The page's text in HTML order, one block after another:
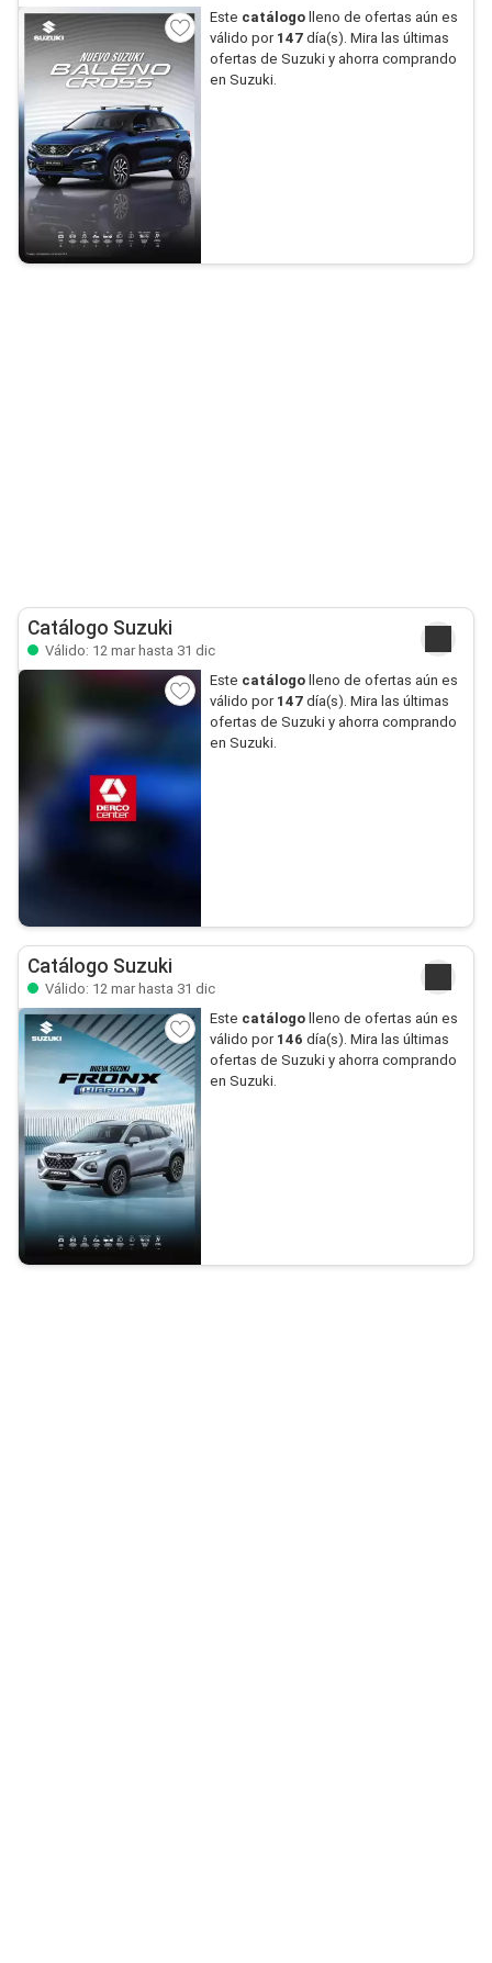
Este catálogolleno de ofertas aún es
válido por 147día(s). Mira las últimas
ofertas de Suzuki y ahorra comprando
en Suzuki.
Catálogo Suzuki
Válido: 12 mar hasta 31 dic
Este catálogolleno de ofertas aún es
válido por 147día(s). Mira las últimas
ofertas de Suzuki y ahorra comprando
en Suzuki.
Catálogo Suzuki
Válido: 12 mar hasta 31 dic
Este catálogolleno de ofertas aún es
válido por 146 día(s). Mira las últimas
ofertas de Suzuki y ahorra comprando
en Suzuki.